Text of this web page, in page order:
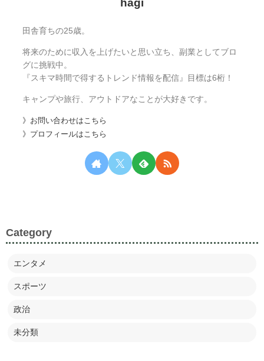
hagi
田舎育ちの25歳。
将来のために収入を上げたいと思い立ち、副業としてブロ
グに挑戦中。
『スキマ時間で得するトレンド情報を配信』目標は6桁！
キャンプや旅行、アウトドアなことが大好きです。
》お問い合わせはこちら
》プロフィールはこちら
Category
エンタメ
スポーツ
政治
未分類